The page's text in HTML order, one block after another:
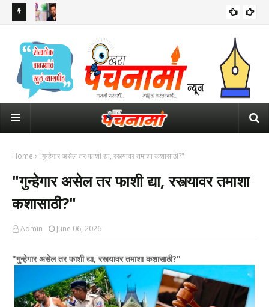
Home "गुन्हेगार असेल तर फाशी द्या, रस्त्यावर तमाशा कशासाठी?"
"गुन्हेगार असेल तर फाशी द्या, रस्त्यावर तमाशा
कशासाठी?"
Admin June 06, 2026
"गुन्हेगार असेल तर फाशी द्या, रस्त्यावर तमाशा कशासाठी?"